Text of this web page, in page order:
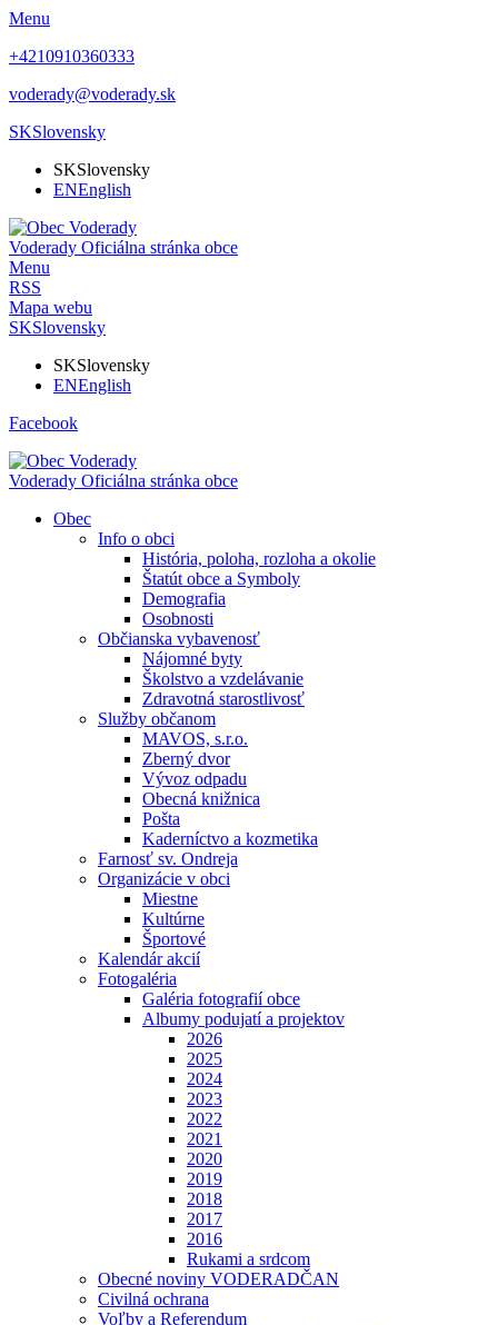
Menu
+4210910360333
voderady@voderady.sk
SKSlovensky
SKSlovensky
ENEnglish
Voderady Oficiálna stránka obce
Menu
RSS
Mapa webu
SKSlovensky
SKSlovensky
ENEnglish
Facebook
Voderady Oficiálna stránka obce
Obec
Info o obci
História, poloha, rozloha a okolie
Štatút obce a Symboly
Demografia
Osobnosti
Občianska vybavenosť
Nájomné byty
Školstvo a vzdelávanie
Zdravotná starostlivosť
Služby občanom
MAVOS, s.r.o.
Zberný dvor
Vývoz odpadu
Obecná knižnica
Pošta
Kaderníctvo a kozmetika
Farnosť sv. Ondreja
Organizácie v obci
Miestne
Kultúrne
Športové
Kalendár akcií
Fotogaléria
Galéria fotografií obce
Albumy podujatí a projektov
2026
2025
2024
2023
2022
2021
2020
2019
2018
2017
2016
Rukami a srdcom
Obecné noviny VODERADČAN
Civilná ochrana
Voľby a Referendum